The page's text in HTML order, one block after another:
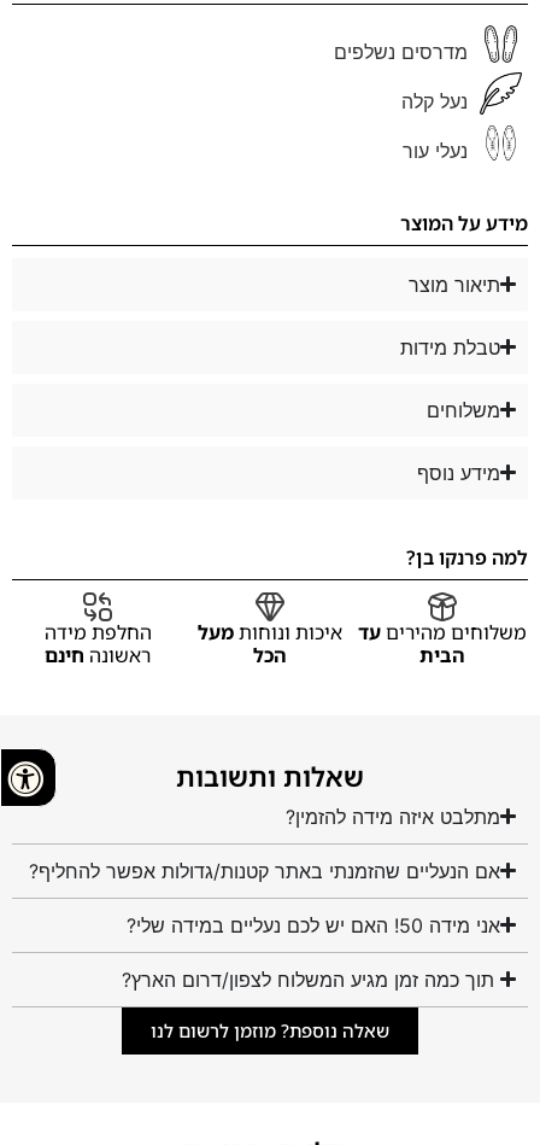
מדרסים נשלפים
נעל קלה
נעלי עור
מידע על המוצר
תיאור מוצר
טבלת מידות
משלוחים
מידע נוסף
למה פרנקו בן?
משלוחים מהיריםעד
הבית
איכות ונוחותמעל
הכל
החלפת מידה
ראשונה חינם
שאלות ותשובות
מתלבט איזה מידה להזמין?
אם הנעליים שהזמנתי באתר קטנות/גדולות אפשר להחליף?
אני מידה 50! האם יש לכם נעליים במידה שלי?
תוך כמה זמן מגיע המשלוח לצפון/דרום הארץ?
שאלה נוספת? מוזמן לרשום לנו